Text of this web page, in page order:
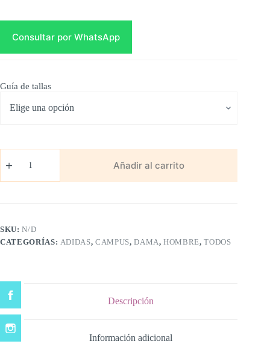
Consultar por WhatsApp
Guía de tallas
Campus
cantidad
Añadir al carrito
SKU:N/D
CATEGORÍAS: ADIDAS,CAMPUS,DAMA,HOMBRE,TODOS
Descripción
Información adicional